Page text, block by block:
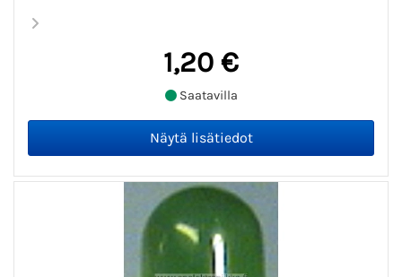
1,20 €
Saatavilla